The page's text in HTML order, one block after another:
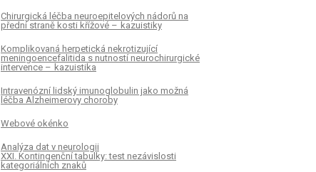
Chirurgická léčba neuroepitelových nádorů na
přední straně kosti křížové – kazuistiky
Komplikovaná herpetická nekrotizující
meningoencefalitida s nutností neurochirurgické
intervence – kazuistika
Intravenózní lidský imunoglobulin jako možná
léčba Alzheimerovy choroby
Webové okénko
Analýza dat v neurologii
XXI. Kontingenční tabulky: test nezávislosti
kategoriálních znaků